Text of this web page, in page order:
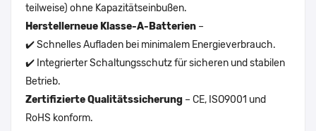
teilweise) ohne Kapazitätseinbußen.
Herstellerneue Klasse-A-Batterien –
✔️ Schnelles Aufladen bei minimalem Energieverbrauch.
✔️ Integrierter Schaltungsschutz für sicheren und stabilen
Betrieb.
Zertifizierte Qualitätssicherung – CE, ISO9001 und
RoHS konform.